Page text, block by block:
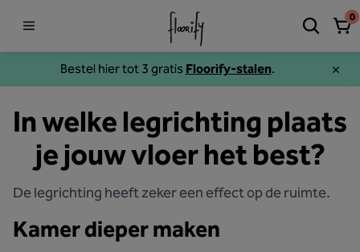
Bestel hier tot 3 gratis Floorify-stalen.
0
In welke legrichting plaats
je jouw vloer het best?
De legrichting heeft zeker een effect op de ruimte.
Kamer dieper maken